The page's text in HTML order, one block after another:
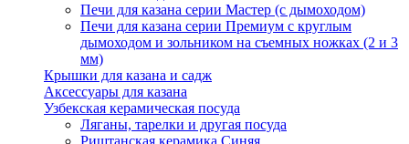
Печи для казана серии Мастер (с дымоходом)
Печи для казана серии Премиум с круглым
дымоходом и зольником на съемных ножках (2 и 3
мм)
Крышки для казана и садж
Аксессуары для казана
Узбекская керамическая посуда
Ляганы, тарелки и другая посуда
Риштанская керамика Синяя